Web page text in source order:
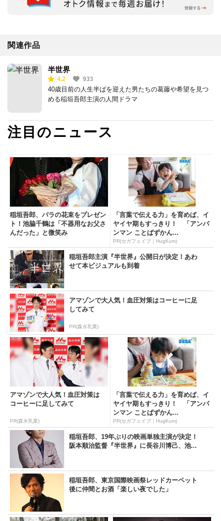
関連作品
半世界
4.2 933
40歳目前の人生半ばを迎えた男たちの葛藤や希望を見つ
める稲垣吾郎主演の人間ドラマ
注目のニュース
稲垣吾郎、バラの花束をプレゼン
ト！池脇千鶴は「不器用なお父さ
んだった」と微笑み
「言葉で伝える力」を育めば、イ
ヤイヤ期もすっきり！ 「アンパ
ンマン ことばずかん...
PR(セガフェイブ｜HugKum)
稲垣吾郎主演『半世界』公開日が決定！あわ
せて本ビジュアルも到着
アマゾンで大人気！血圧対策はコーヒーに足
してみて
PR(森永乳業)
アマゾンで大人気！血圧対策は
コーヒーに足してみて
PR(森永乳業)
「言葉で伝える力」を育めば、イ
ヤイヤ期もすっきり！ 「アンパ
ンマン ことばずかん...
PR(セガフェイブ｜HugKum)
稲垣吾郎、19年ぶりの映画単独主演が決定！
阪本順治監督『半世界』に長谷川博己、池...
稲垣吾郎、東京国際映画祭レッドカーペット
後に仲間とお酒「楽しい夜でした」